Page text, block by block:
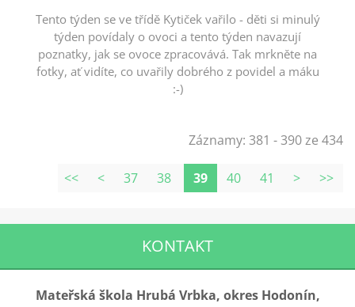
Tento týden se ve třídě Kytiček vařilo - děti si minulý
týden povídaly o ovoci a tento týden navazují
poznatky, jak se ovoce zpracovává. Tak mrkněte na
fotky, ať vidíte, co uvařily dobrého z povidel a máku
:-)
Záznamy: 381 - 390 ze 434
<< < 37 38 39 40 41 > >>
KONTAKT
Mateřská škola Hrubá Vrbka, okres Hodonín,